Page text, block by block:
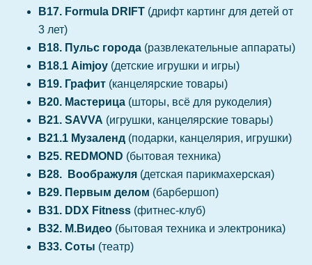
В17. Formula DRIFT (дрифт картинг для детей от
3 лет)
В18. Пульс города (развлекательные аппараты)
В18.1 Aimjoy (детские игрушки и игры)
В19. Графит (канцелярские товары)
В20. Мастерица (шторы, всё для рукоделия)
В21. SAVVA (игрушки, канцелярские товары)
В21.1 Музаленд (подарки, канцелярия, игрушки)
В25. REDMOND (бытовая техника)
В28. Воображуля (детская парикмахерская)
В29. Первым делом (барбершоп)
B31. DDX Fitness (фитнес-клуб)
В32. М.Видео (бытовая техника и электроника)
В33. Соты (театр)